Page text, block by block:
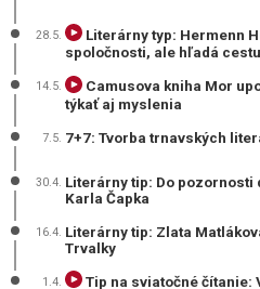
28.5.
Literárny typ: Hermenn
spoločnosti, ale hľadá cestu
14.5.
Camusova kniha Mor
týkať aj myslenia
7.5. 7+7: Tvorba trnavských
30.4. Literárny tip: Do pozornosti
Karla Čapka
16.4. Literárny tip: Zlata
Trvalky
1.4. Tip na sviatočné